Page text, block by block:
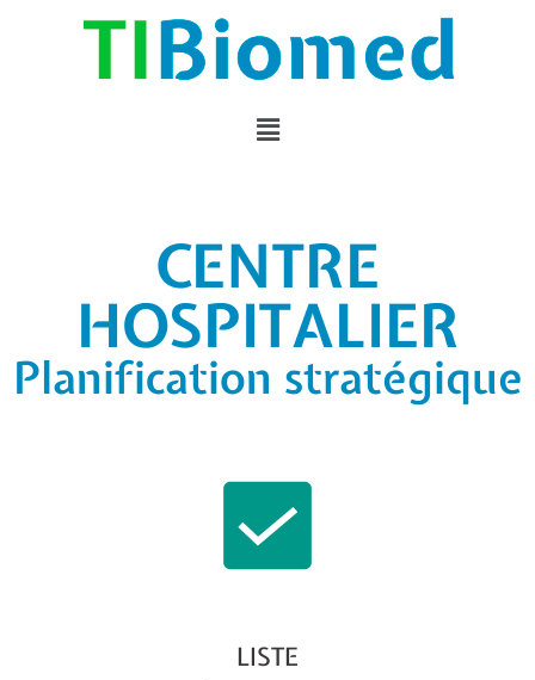
CENTRE
HOSPITALIER
Planification stratégique
LISTE